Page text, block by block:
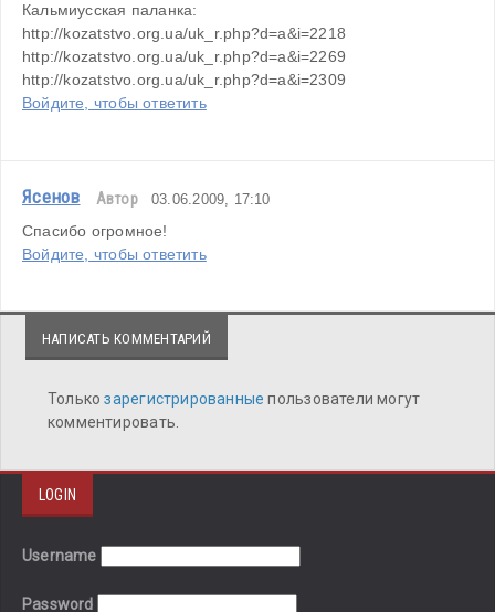
Кальмиусская паланка:
http://kozatstvo.org.ua/uk_r.php?d=a&i=2218
http://kozatstvo.org.ua/uk_r.php?d=a&i=2269
http://kozatstvo.org.ua/uk_r.php?d=a&i=2309
Войдите, чтобы ответить
Ясенов Автор 03.06.2009, 17:10
Спасибо огромное!
Войдите, чтобы ответить
НАПИСАТЬ КОММЕНТАРИЙ
Толькозарегистрированныепользователи могут
комментировать.
LOGIN
Username
Password